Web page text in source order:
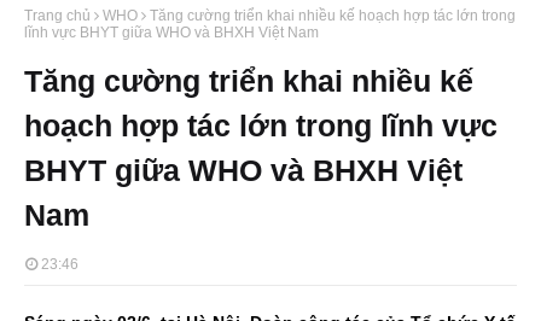
Trang chủ WHO
Tăng cường triển khai nhiều kế hoạch hợp tác lớn trong
lĩnh vực BHYT giữa WHO và BHXH Việt Nam
Tăng cường triển khai nhiều kế
hoạch hợp tác lớn trong lĩnh vực
BHYT giữa WHO và BHXH Việt
Nam
23:46